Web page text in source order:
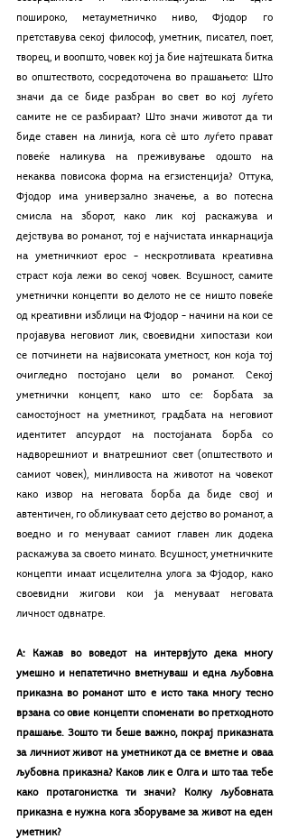
пошироко, метауметничко ниво, Фјодор го
претставува секој философ, уметник, писател, поет,
творец, и воопшто, човек кој ја бие најтешката битка
во општеството, сосредоточена во прашањето: Што
значи да се биде разбран во свет во кој луѓето
самите не се разбираат? Што значи животот да ти
биде ставен на линија, кога сѐ што луѓето прават
повеќе наликува на преживување одошто на
некаква повисока форма на егзистенција? Оттука,
Фјодор има универзално значење, а во потесна
смисла на зборот, како лик кој раскажува и
дејствува во романот, тој е најчистата инкарнација
на уметничкиот ерос – нескротливата креативна
страст која лежи во секој човек. Всушност, самите
уметнички концепти во делото не се ништо повеќе
од креативни изблици на Фјодор – начини на кои се
пројавува неговиот лик, своевидни хипостази кои
се потчинети на највисоката уметност, кон која тој
очигледно постојано цели во романот. Секој
уметнички концепт, како што се: борбата за
самостојност на уметникот, градбата на неговиот
идентитет апсурдот на постојаната борба со
надворешниот и внатрешниот свет (општеството и
самиот човек), минливоста на животот на човекот
како извор на неговата борба да биде свој и
автентичен, го обликуваат сето дејство во романот, а
воедно и го менуваат самиот главен лик додека
раскажува за своето минато. Всушност, уметничките
концепти имаат исцелителна улога за Фјодор, како
своевидни жигови кои ја менуваат неговата
личност одвнатре.
А: Кажав во воведот на интервјуто дека многу
умешно и непатетично вметнуваш и една љубовна
приказна во романот што е исто така многу тесно
врзана со овие концепти споменати во претходното
прашање. Зошто ти беше важно, покрај приказната
за личниот живот на уметникот да се вметне и оваа
љубовна приказна? Каков лик е Олга и што таа тебе
како протагонистка ти значи? Колку љубовната
приказна е нужна кога зборуваме за живот на еден
уметник?